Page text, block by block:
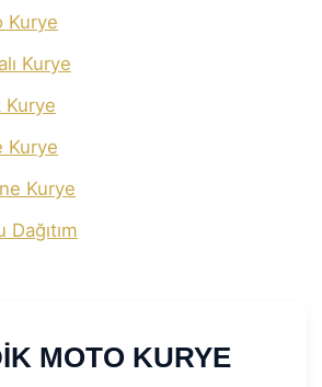
Kurye
Kurye
Kurye
Kurye
Kurye
MOTO KURYE